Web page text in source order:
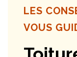
LES
VOUS